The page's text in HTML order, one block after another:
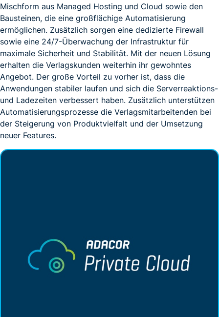
Mischform aus Managed Hosting und Cloud sowie den
Bausteinen, die eine großflächige Automatisierung
ermöglichen. Zusätzlich sorgen eine dedizierte Firewall
sowie eine 24/7-Überwachung der Infrastruktur für
maximale Sicherheit und Stabilität. Mit der neuen Lösung
erhalten die Verlagskunden weiterhin ihr gewohntes
Angebot. Der große Vorteil zu vorher ist, dass die
Anwendungen stabiler laufen und sich die Serverreaktions-
und Ladezeiten verbessert haben. Zusätzlich unterstützen
Automatisierungsprozesse die Verlagsmitarbeitenden bei
der Steigerung von Produktvielfalt und der Umsetzung
neuer Features.